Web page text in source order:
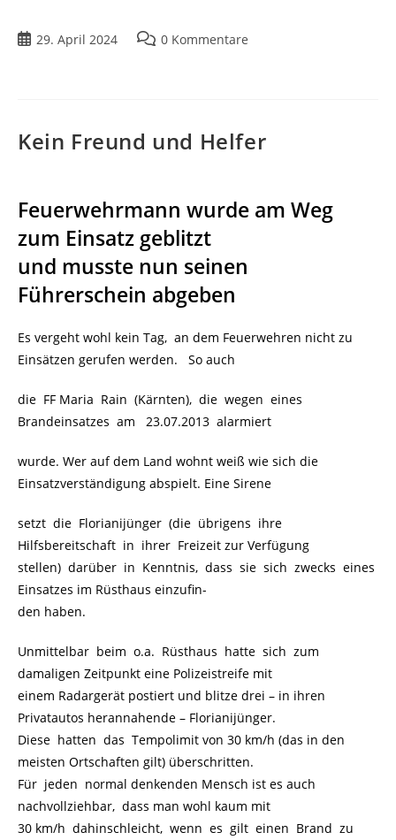
29. April 2024 0 Kommentare
Kein Freund und Helfer
Feuerwehrmann wurde am Weg
zum Einsatz geblitzt
und musste nun seinen
Führerschein abgeben
Es vergeht wohl kein Tag, an dem Feuerwehren nicht zu
Einsätzen gerufen werden. So auch
die FF Maria Rain (Kärnten), die wegen eines
Brandeinsatzes am 23.07.2013 alarmiert
wurde. Wer auf dem Land wohnt weiß wie sich die
Einsatzverständigung abspielt. Eine Sirene
setzt die Florianijünger (die übrigens ihre
Hilfsbereitschaft in ihrer Freizeit zur Verfügung
stellen) darüber in Kenntnis, dass sie sich zwecks eines
Einsatzes im Rüsthaus einzufin-
den haben.
Unmittelbar beim o.a. Rüsthaus hatte sich zum
damaligen Zeitpunkt eine Polizeistreife mit
einem Radargerät postiert und blitze drei – in ihren
Privatautos herannahende – Florianijünger.
Diese hatten das Tempolimit von 30 km/h (das in den
meisten Ortschaften gilt) überschritten.
Für jeden normal denkenden Mensch ist es auch
nachvollziehbar, dass man wohl kaum mit
30 km/h dahinschleicht, wenn es gilt einen Brand zu